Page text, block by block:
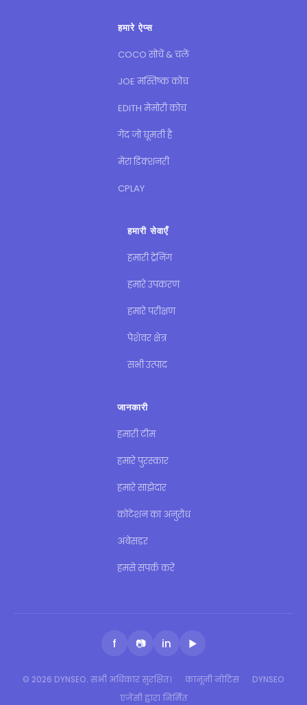
हमारे ऐप्स
COCO सोचें & चलें
JOE मस्तिष्क कोच
EDITH मेमोरी कोच
गेंद जो घूमती है
मेरा डिक्शनरी
CPLAY
हमारी सेवाएँ
हमारी ट्रेनिंग
हमारे उपकरण
हमारे परीक्षण
पेशेवर क्षेत्र
सभी उत्पाद
जानकारी
हमारी टीम
हमारे पुरस्कार
हमारे साझेदार
कोटेशन का अनुरोध
अंबेसडर
हमसे संपर्क करें
f 📷 in ▶
© 2026 DYNSEO. सभी अधिकार सुरक्षित। कानूनी नोटिस
DYNSEO
एजेंसी द्वारा निर्मित